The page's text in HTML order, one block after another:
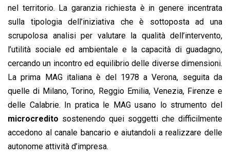
nel territorio. La garanzia richiesta è in genere incentrata
sulla tipologia dell’iniziativa che è sottoposta ad una
scrupolosa analisi per valutare la qualità dell’intervento,
l’utilità sociale ed ambientale e la capacità di guadagno,
cercando un incontro ed equilibrio delle diverse dimensioni.
La prima MAG italiana è del 1978 a Verona, seguita da
quelle di Milano, Torino, Reggio Emilia, Venezia, Firenze e
delle Calabrie. In pratica le MAG usano lo strumento del
microcredito sostenendo quei soggetti che difficilmente
accedono al canale bancario e aiutandoli a realizzare delle
autonome attività d’impresa.